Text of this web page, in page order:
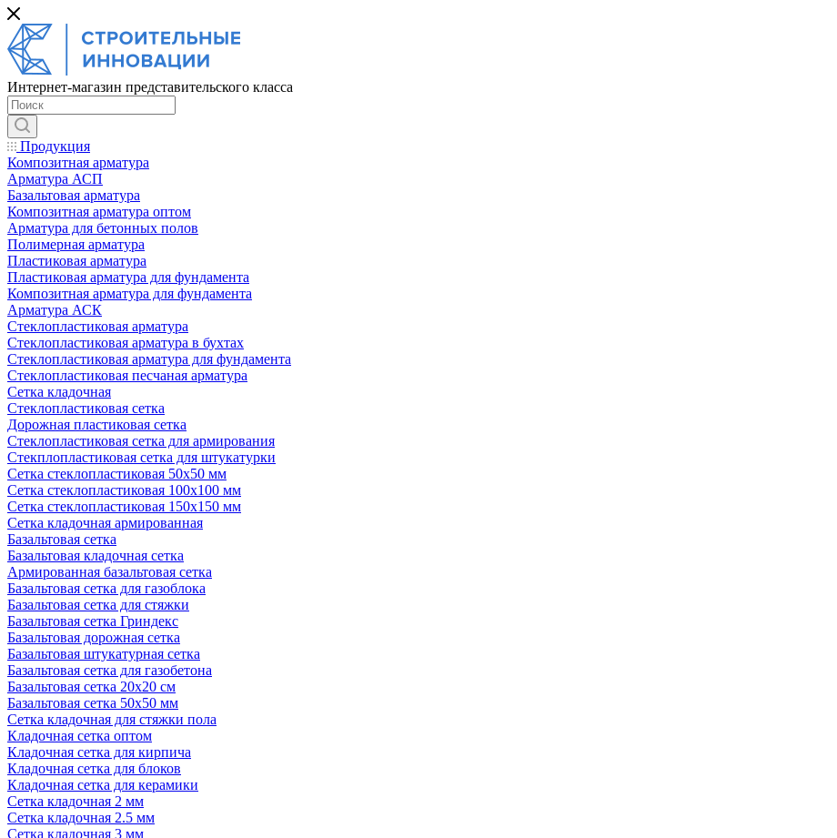
Интернет-магазин представительского класса
Продукция
Композитная арматура
Арматура АСП
Базальтовая арматура
Композитная арматура оптом
Арматура для бетонных полов
Полимерная арматура
Пластиковая арматура
Пластиковая арматура для фундамента
Композитная арматура для фундамента
Арматура АСК
Cтеклопластиковая арматура
Стеклопластиковая арматура в бухтах
Стеклопластиковая арматура для фундамента
Стеклопластиковая песчаная арматура
Сетка кладочная
Стеклопластиковая сетка
Дорожная пластиковая сетка
Стеклопластиковая сетка для армирования
Стекплопластиковая сетка для штукатурки
Сетка стеклопластиковая 50x50 мм
Сетка стеклопластиковая 100x100 мм
Сетка стеклопластиковая 150x150 мм
Сетка кладочная армированная
Базальтовая сетка
Базальтовая кладочная сетка
Армированная базальтовая сетка
Базальтовая сетка для газоблока
Базальтовая сетка для стяжки
Базальтовая сетка Гриндекс
Базальтовая дорожная сетка
Базальтовая штукатурная сетка
Базальтовая сетка для газобетона
Базальтовая сетка 20x20 см
Базальтовая сетка 50x50 мм
Сетка кладочная для стяжки пола
Кладочная сетка оптом
Кладочная сетка для кирпича
Кладочная сетка для блоков
Кладочная сетка для керамики
Сетка кладочная 2 мм
Сетка кладочная 2.5 мм
Сетка кладочная 3 мм